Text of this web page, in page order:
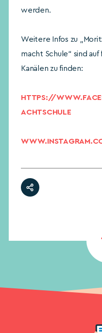
werden.
Weitere Infos zu
macht Schule“ sind
Kanälen zu finden:
HTTPS://
ACHTSCHULE